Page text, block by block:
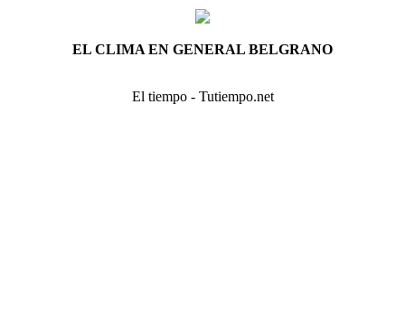
EL CLIMA EN GENERAL BELGRANO
El tiempo - Tutiempo.net